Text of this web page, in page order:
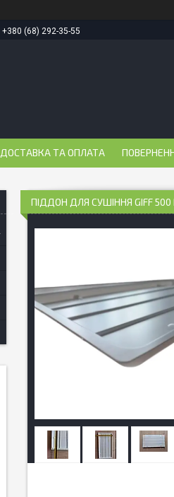
+380 (68) 292-35-55
ДОСТАВКА ТА ОПЛАТА
ПІДДОН ДЛЯ СУШІННЯ GIFF